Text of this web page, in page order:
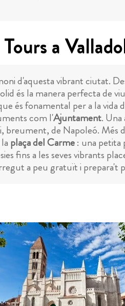
a
d'aquesta vibrant ciutat.
és la manera perfecta
és fonamental per a la vida
com l'Ajuntament.
breument, de Napoleó. Més
plaça del Carme: una petita
fins a les seves vibrants
a peu gratuït i prepara't